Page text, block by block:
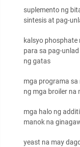
suplemento ng
sintesis at pag-
kalsyo phosphate
para sa pag-
ng gatas
mga programa
ng mga broiler na
mga halo ng
manok na
yeast na may